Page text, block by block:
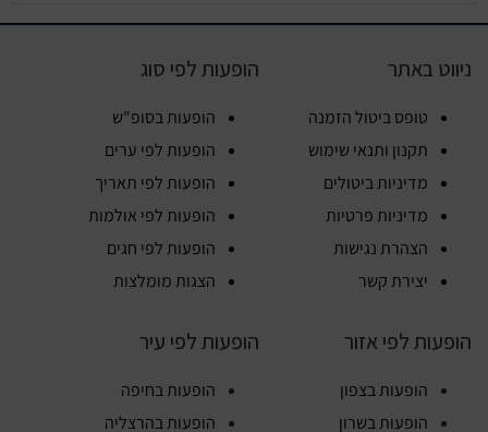
ניווט באתר
טופס ביטול הזמנה
תקנון ותנאי שימוש
מדיניות ביטולים
מדיניות פרטיות
הצהרת נגישות
יצירת קשר
הופעות לפי סוג
הופעות בסופ"ש
הופעות לפי ערים
הופעות לפי תאריך
הופעות לפי אולמות
הופעות לפי חגים
הצגות מומלצות
הופעות לפי אזור
הופעות בצפון
הופעות בשרון
הופעות לפי עיר
הופעות בחיפה
הופעות בהרצליה